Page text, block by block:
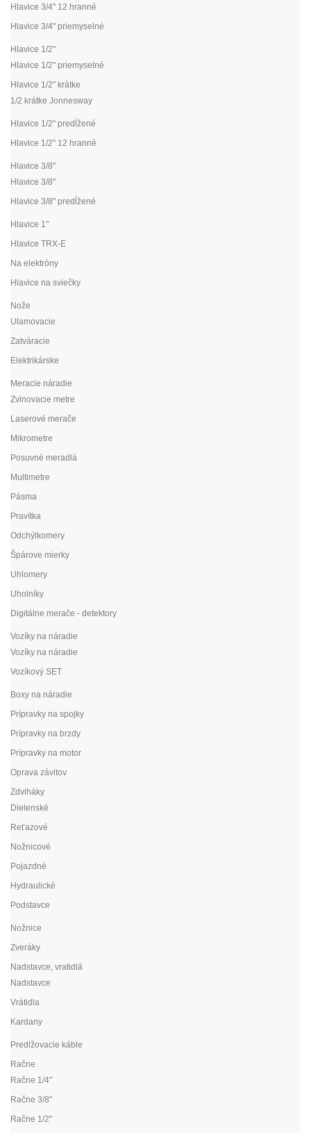
Hlavice 3/4" 12 hranné
Hlavice 3/4" priemyselné
Hlavice 1/2"
Hlavice 1/2" priemyselné
Hlavice 1/2" krátke
1/2 krátke Jonnesway
Hlavice 1/2" predĺžené
Hlavice 1/2" 12 hranné
Hlavice 3/8"
Hlavice 3/8"
Hlavice 3/8" predĺžené
Hlavice 1"
Hlavice TRX-E
Na elektróny
Hlavice na sviečky
Nože
Ulamovacie
Zatváracie
Elektrikárske
Meracie náradie
Zvinovacie metre
Laserové merače
Mikrometre
Posuvné meradlá
Multimetre
Pásma
Pravítka
Odchýlkomery
Špárove mierky
Uhlomery
Uholníky
Digitálne merače - detektory
Vozíky na náradie
Vozíky na náradie
Vozíkový SET
Boxy na náradie
Prípravky na spojky
Prípravky na brzdy
Prípravky na motor
Oprava závitov
Zdviháky
Dielenské
Reťazové
Nožnicové
Pojazdné
Hydraulické
Podstavce
Nožnice
Zveráky
Nadstavce, vratidlá
Nadstavce
Vrátidla
Kardany
Predlžovacie káble
Račne
Račne 1/4"
Račne 3/8"
Račne 1/2"